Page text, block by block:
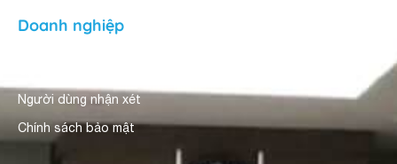
Doanh nghiệp
Người dùng nhận xét
Chính sách bảo mật